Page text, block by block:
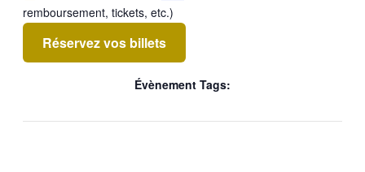
remboursement, tickets, etc.)
Réservez vos billets
Évènement Tags: